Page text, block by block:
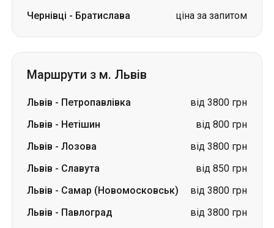
Чернівці - Братислава ціна за запитом
Маршрути з м. Львів
Львів - Петропавлівка
від 3800 грн
Львів - Нетішин
від 800 грн
Львів - Лозова
від 3800 грн
Львів - Славута
від 850 грн
Львів - Самар (Новомосковськ)
від 3800 грн
Львів - Павлоград
від 3800 грн